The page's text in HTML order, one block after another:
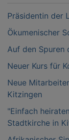
Präsidentin der
Ökumenischer
Auf den Spuren
Neuer Kurs für
Neue
Kitzingen
"Einfach
Stadtkirche in